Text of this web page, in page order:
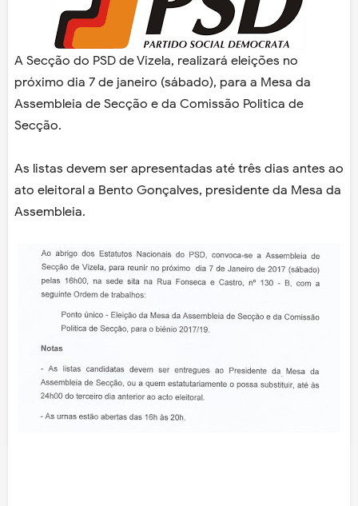
A Secção do PSD de Vizela, realizará eleições no
próximo dia 7 de janeiro (sábado), para a Mesa da
Assembleia de Secção e da Comissão Politica de
Secção.
As listas devem ser apresentadas até três dias antes ao
ato eleitoral a Bento Gonçalves, presidente da Mesa da
Assembleia.